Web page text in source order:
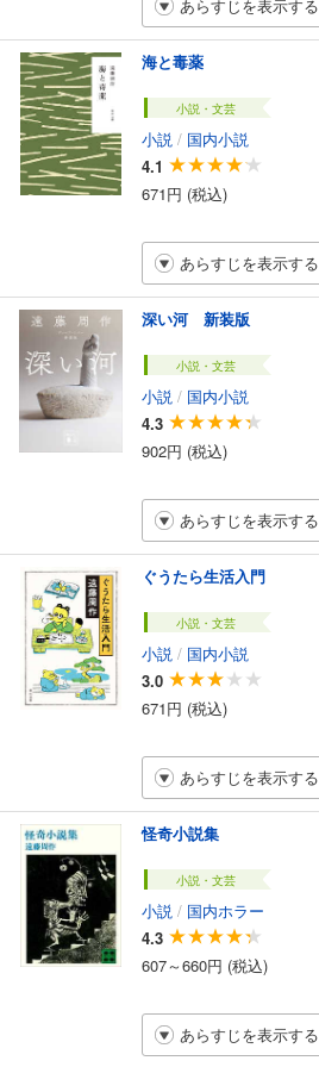
あらすじを表示する
海と毒薬
小説・文芸
小説 / 国内小説
4.1
671円 (税込)
あらすじを表示する
深い河 新装版
小説・文芸
小説 / 国内小説
4.3
902円 (税込)
あらすじを表示する
ぐうたら生活入門
小説・文芸
小説 / 国内小説
3.0
671円 (税込)
あらすじを表示する
怪奇小説集
小説・文芸
小説 / 国内ホラー
4.3
607～660円 (税込)
あらすじを表示する